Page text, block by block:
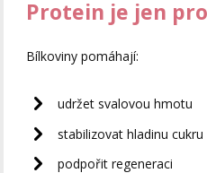
Protein je jen
Bílkoviny pomáhají:
udržet svalovou hmotu
stabilizovat hladinu cukru
podpořit regeneraci